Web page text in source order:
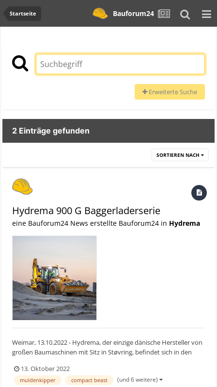
Startseite Bauforum24
Erweiterte Suche
2 Einträge gefunden
SORTIEREN NACH
Hydrema 900 G Baggerladerserie
eine Bauforum24 News erstellte Bauforum24 in Hydrema
Weimar, 13.10.2022 - Hydrema, der einzige dänische Hersteller von
großen Baumaschinen mit Sitz in Støvring, befindet sich in den
Baumaschinen, die vom 24. bis 30. Oktober in München
stattfindet. Bauforum24 Artikel (07.09.2022): Hy...
13. Oktober 2022
muldenkipper compact beast (und 6 weitere)